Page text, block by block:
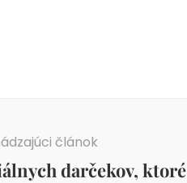
článok
darčekov, ktoré